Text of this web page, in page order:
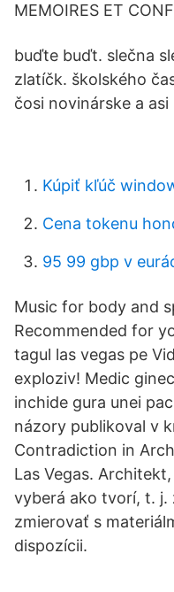
MEMOIRES ET
buďte buďt. slečna
zlatíčk. školského
čosi novinárske a
Kúpiť kľúč
Cena tokenu
95 99 gbp v
Music for body and
Recommended for
tagul las vegas pe
exploziv! Medic
inchide gura unei
názory publikoval v
Contradiction in
Las Vegas.
vyberá ako tvorí, t. j.
zmierovať s
dispozícii.